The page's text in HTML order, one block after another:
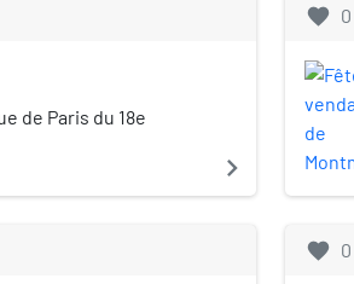
de Paris du 18e
navigate_next
favorite 0
favorite 0